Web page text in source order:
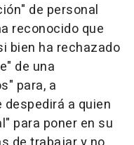
de personal
reconocido que
bien ha rechazado
de una
para, a
a quien
para poner en su